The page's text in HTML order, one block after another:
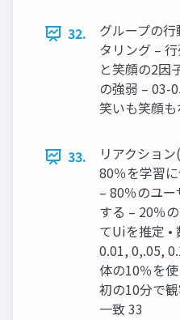
32.
グループの
タリング –
と笑顔の2因
の強弱 – 03-
笑いも笑顔
33.
リアクショ
80％を学習
– 80％のユ
する – 20％
てUiを推定 •
0.01, 0,.05,
体の10％を
初の10分で
一致 33